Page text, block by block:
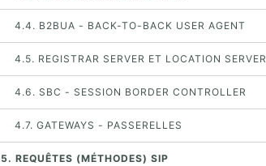
4.4. B2BUA - BACK-TO-BACK USER AGENT
4.5. REGISTRAR SERVER ET LOCATION SERVER
4.6. SBC - SESSION BORDER CONTROLLER
4.7. GATEWAYS - PASSERELLES
5. REQUÊTES (MÉTHODES) SIP